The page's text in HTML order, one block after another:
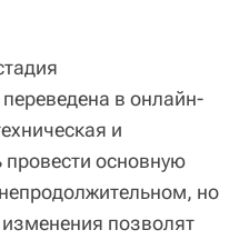
в онлайн-
и
основную
но
позволят